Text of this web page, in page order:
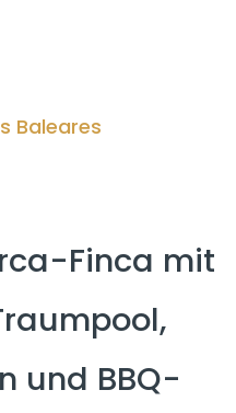
Baleares
Finca mit
und BBQ-